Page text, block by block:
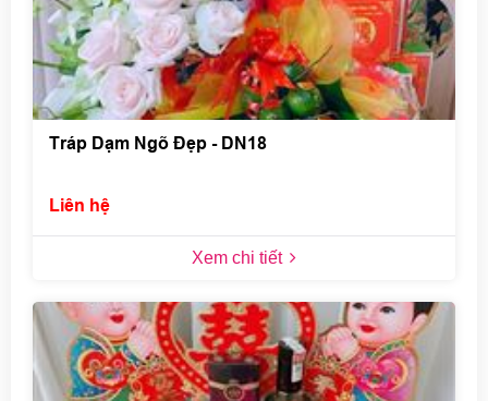
Tráp Dạm Ngõ Đẹp - DN18
Liên hệ
Xem chi tiết